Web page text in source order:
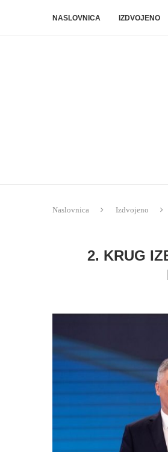
NASLOVNICA IZDVOJENO
Naslovnica Izdvojeno
2. KRUG